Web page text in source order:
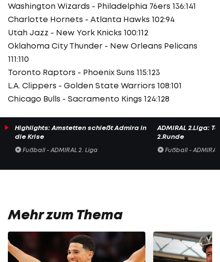
Washington Wizards - Philadelphia 76ers 136:141
Charlotte Hornets - Atlanta Hawks 102:94
Utah Jazz - New York Knicks 100:112
Oklahoma City Thunder - New Orleans Pelicans
111:110
Toronto Raptors - Phoenix Suns 115:123
L.A. Clippers - Golden State Warriors 108:101
Chicago Bulls - Sacramento Kings 124:128
Highlights: Amstetten schießt Admira in
die Krise
Fußball - ADMIRAL 2. Liga
ADMIRAL 2.Liga:
2.Runde
Fußball -
Mehr zum Thema